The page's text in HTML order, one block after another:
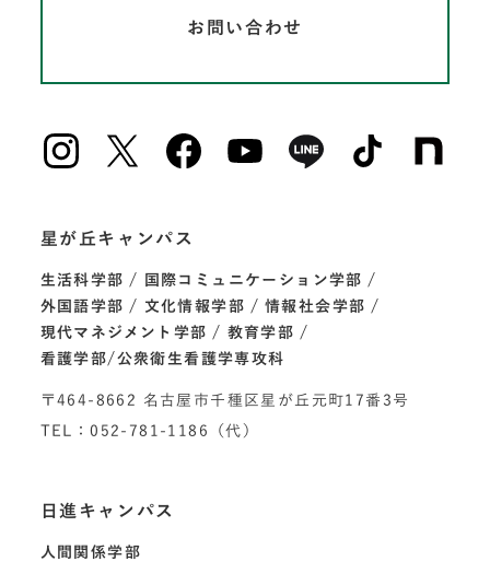
お問い合わせ
星が丘キャンパス
生活科学部
国際コミュニケーション学部
外国語学部
文化情報学部
情報社会学部
現代マネジメント学部
教育学部
看護学部/公衆衛生看護学専攻科
〒464-8662 名古屋市千種区星が丘元町17番3号
TEL：052-781-1186（代）
日進キャンパス
人間関係学部